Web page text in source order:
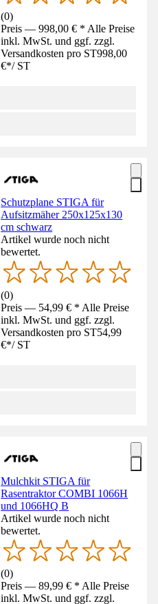
(0)
Preis — 998,00 € * Alle Preise
inkl. MwSt. und ggf. zzgl.
Versandkosten pro ST998,00
€*/ ST
Schutzplane STIGA für
Aufsitzmäher 250x125x130
cm schwarz
Artikel wurde noch nicht
bewertet.
(0)
Preis — 54,99 € * Alle Preise
inkl. MwSt. und ggf. zzgl.
Versandkosten pro ST54,99
€*/ ST
Mulchkit STIGA für
Rasentraktor COMBI 1066H
und 1066HQ B
Artikel wurde noch nicht
bewertet.
(0)
Preis — 89,99 € * Alle Preise
inkl. MwSt. und ggf. zzgl.